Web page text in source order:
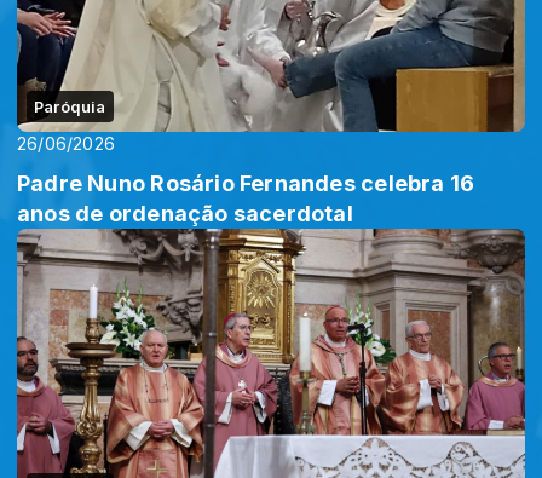
Paróquia
26/06/2026
Padre Nuno Rosário Fernandes celebra 16
anos de ordenação sacerdotal